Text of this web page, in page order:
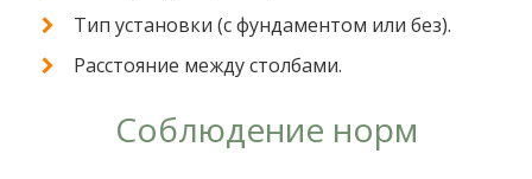
Тип установки (с фундаментом или без).
Расстояние между столбами.
Соблюдение норм